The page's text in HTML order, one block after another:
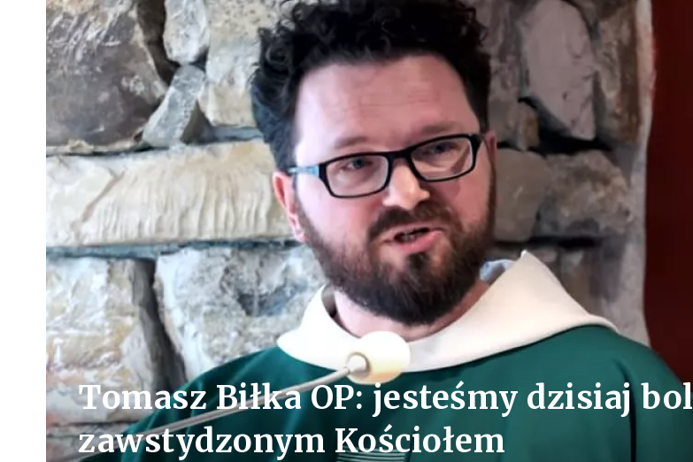
Tomasz Biłka OP: jesteśmy dzisiaj
zawstydzonym Kościołem